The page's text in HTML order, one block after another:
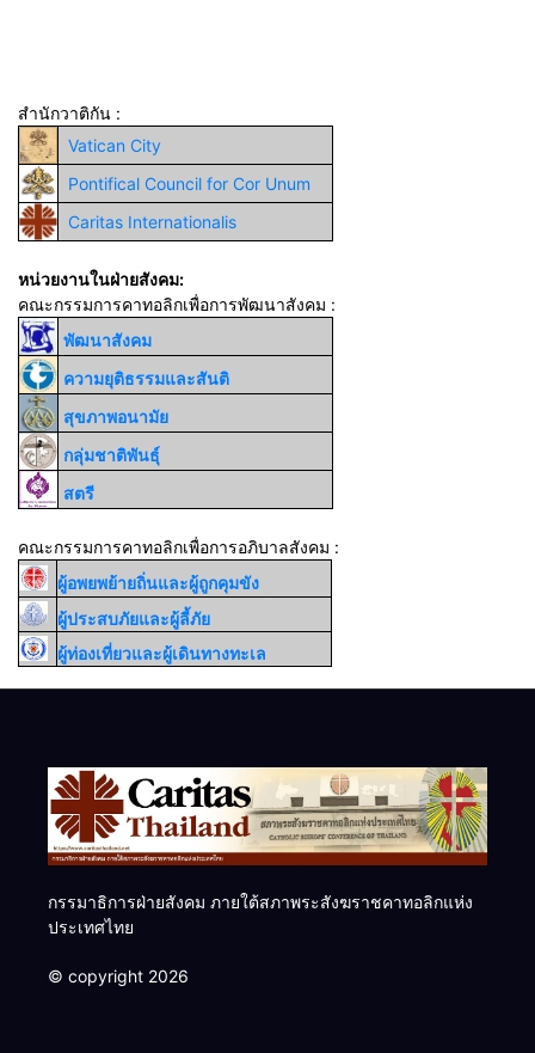
สำนักวาติกัน :
Vatican City
Pontifical Council for Cor Unum
Caritas Internationalis
หน่วยงานในฝ่ายสังคม:
คณะกรรมการคาทอลิกเพื่อการพัฒนาสังคม :
พัฒนาสังคม
ความยุติธรรมและสันติ
สุขภาพอนามัย
กลุ่มชาติพันธุ์
สตรี
คณะกรรมการคาทอลิกเพื่อการอภิบาลสังคม :
ผู้อพยพย้ายถิ่นและผู้ถูกคุมขัง
ผู้ประสบภัยและผู้ลี้ภัย
ผู้ท่องเที่ยวและผู้เดินทางทะเล
กรรมาธิการฝ่ายสังคม ภายใต้สภาพระสังฆราชคาทอลิกแห่ง
ประเทศไทย
© copyright 2026